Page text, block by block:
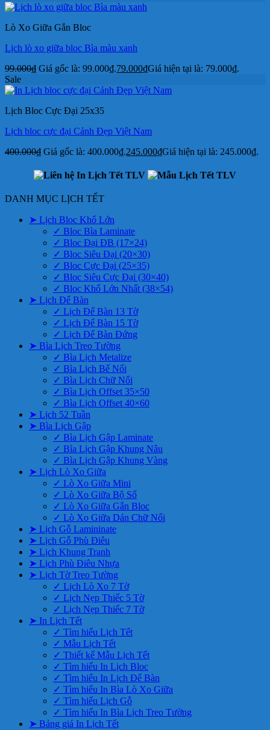
Lò Xo Giữa Gắn Bloc
Lịch lò xo giữa bloc Bìa màu xanh
99.000₫ Giá gốc là: 99.000₫.79.000₫Giá hiện tại là: 79.000₫.
Sale
Lịch Bloc Cực Đại 25x35
Lịch bloc cực đại Cảnh Đẹp Việt Nam
400.000₫ Giá gốc là: 400.000₫.245.000₫Giá hiện tại là: 245.000₫.
DANH MỤC LỊCH TẾT
➤ Lịch Bloc Khổ Lớn
✓ Bloc Bìa Laminate
✓ Bloc Đại ĐB (17×24)
✓ Bloc Siêu Đại (20×30)
✓ Bloc Cực Đại (25×35)
✓ Bloc Siêu Cực Đại (30×40)
✓ Bloc Khổ Lớn Nhất (38×54)
➤ Lịch Để Bàn
✓ Lịch Để Bàn 13 Tờ
✓ Lịch Để Bàn 15 Tờ
✓ Lịch Để Bàn Đứng
➤ Bìa Lịch Treo Tường
✓ Bìa Lịch Metalize
✓ Bìa Lịch Bế Nổi
✓ Bìa Lịch Chữ Nổi
✓ Bìa Lịch Offset 35×50
✓ Bìa Lịch Offset 40×60
➤ Lịch 52 Tuần
➤ Bìa Lịch Gập
✓ Bìa Lịch Gập Laminate
✓ Bìa Lịch Gập Khung Nâu
✓ Bìa Lịch Gập Khung Vàng
➤ Lịch Lò Xo Giữa
✓ Lò Xo Giữa Mini
✓ Lò Xo Giữa Bộ Số
✓ Lò Xo Giữa Gắn Bloc
✓ Lò Xo Giữa Dán Chữ Nổi
➤ Lịch Gỗ Lamininate
➤ Lịch Gỗ Phù Điêu
➤ Lịch Khung Tranh
➤ Lịch Phù Điêu Nhựa
➤ Lịch Tờ Treo Tường
✓ Lịch Lò Xo 7 Tờ
✓ Lịch Nẹp Thiếc 5 Tờ
✓ Lịch Nẹp Thiếc 7 Tờ
➤ In Lịch Tết
✓ Tìm hiểu Lịch Tết
✓ Mẫu Lịch Tết
✓ Thiết kế Mẫu Lịch Tết
✓ Tìm hiểu In Lịch Bloc
✓ Tìm hiểu In Lịch Để Bàn
✓ Tìm hiểu In Bìa Lò Xo Giữa
✓ Tìm hiểu Lịch Gỗ
✓ Tìm hiểu In Bìa Lịch Treo Tường
➤ Bảng giá In Lịch Tết